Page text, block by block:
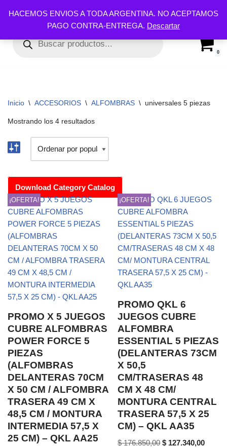
HACEMOS ENVIOS A TODA ARGENTINA. NO ACEPTAMOS
PAGO CONTRA-ENTREGA. Descartar
al
contenido
0
Inicio \ ACCESORIOS \ ALFOMBRAS \ universales 5 piezas
Mostrando los 4 resultados
Download Category Catalog
¡OFERTA!
PROMO X 5 JUEGOS
CUBRE ALFOMBRAS
POWER FORCE 5
PIEZAS
(ALFOMBRAS
DELANTERAS 70CM
X 50 CM / ALFOMBRA
TRASERA 49 CM X
48,5 CM / MONTURA
INTERMEDIA 57,5 X
25 CM) – QKL AA25
¡OFERTA!
PROMO QKL 6
JUEGOS CUBRE
ALFOMBRA
ESSENTIAL 5 PIEZAS
(DELANTERAS 73CM
X 50,5
CM/TRASERAS 48
CM X 48 CM/
MONTURA CENTRAL
TRASERA 57,5 X 25
CM) – QKL AA35
$176.850,00 $ 127.340,00